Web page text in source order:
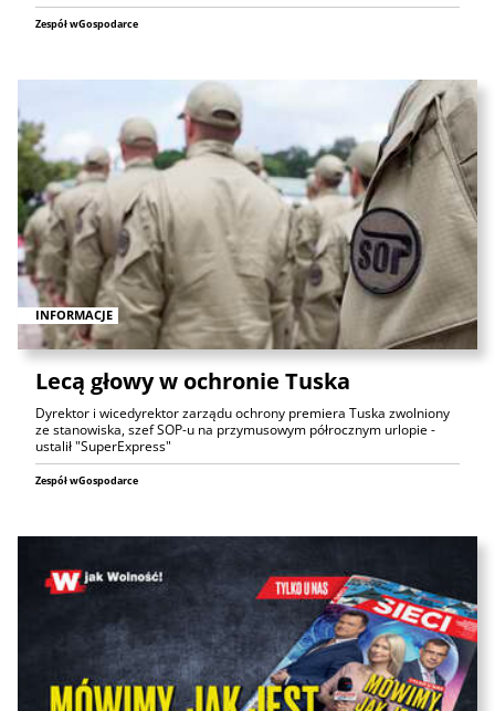
Zespół wGospodarce
INFORMACJE
Lecą głowy w ochronie Tuska
Dyrektor i wicedyrektor zarządu ochrony premiera Tuska zwolniony
ze stanowiska, szef SOP-u na przymusowym półrocznym urlopie -
ustalił "SuperExpress"
Zespół wGospodarce